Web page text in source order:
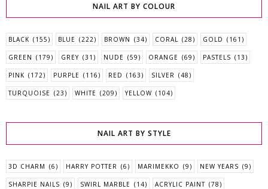
NAIL ART BY COLOUR
BLACK (155) BLUE (222) BROWN (34) CORAL (28) GOLD (161)
GREEN (179) GREY (31) NUDE (59) ORANGE (69) PASTELS (13)
PINK (172) PURPLE (116) RED (163) SILVER (48)
TURQUOISE (23) WHITE (209) YELLOW (104)
NAIL ART BY STYLE
3D CHARM (6) HARRY POTTER (6) MARIMEKKO (9) NEW YEARS (9)
SHARPIE NAILS (9) SWIRL MARBLE (14) ACRYLIC PAINT (78)